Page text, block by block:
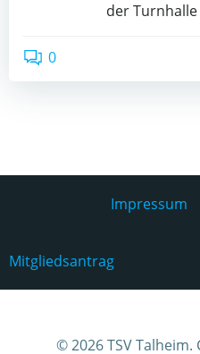
der
0
Impressum
Mitgliedsantrag
© 2026 TSV